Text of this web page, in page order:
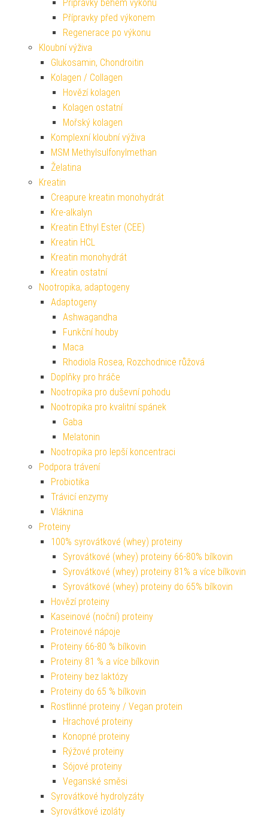
Přípravky během výkonu
Přípravky před výkonem
Regenerace po výkonu
Kloubní výživa
Glukosamin, Chondroitin
Kolagen / Collagen
Hovězí kolagen
Kolagen ostatní
Mořský kolagen
Komplexní kloubní výživa
MSM Methylsulfonylmethan
Želatina
Kreatin
Creapure kreatin monohydrát
Kre-alkalyn
Kreatin Ethyl Ester (CEE)
Kreatin HCL
Kreatin monohydrát
Kreatin ostatní
Nootropika, adaptogeny
Adaptogeny
Ashwagandha
Funkční houby
Maca
Rhodiola Rosea, Rozchodnice růžová
Doplňky pro hráče
Nootropika pro duševní pohodu
Nootropika pro kvalitní spánek
Gaba
Melatonin
Nootropika pro lepší koncentraci
Podpora trávení
Probiotika
Trávicí enzymy
Vláknina
Proteiny
100% syrovátkové (whey) proteiny
Syrovátkové (whey) proteiny 66-80% bílkovin
Syrovátkové (whey) proteiny 81% a více bílkovin
Syrovátkové (whey) proteiny do 65% bílkovin
Hovězí proteiny
Kaseinové (noční) proteiny
Proteinové nápoje
Proteiny 66-80 % bílkovin
Proteiny 81 % a více bílkovin
Proteiny bez laktózy
Proteiny do 65 % bílkovin
Rostlinné proteiny / Vegan protein
Hrachové proteiny
Konopné proteiny
Rýžové proteiny
Sójové proteiny
Veganské směsi
Syrovátkové hydrolyzáty
Syrovátkové izoláty